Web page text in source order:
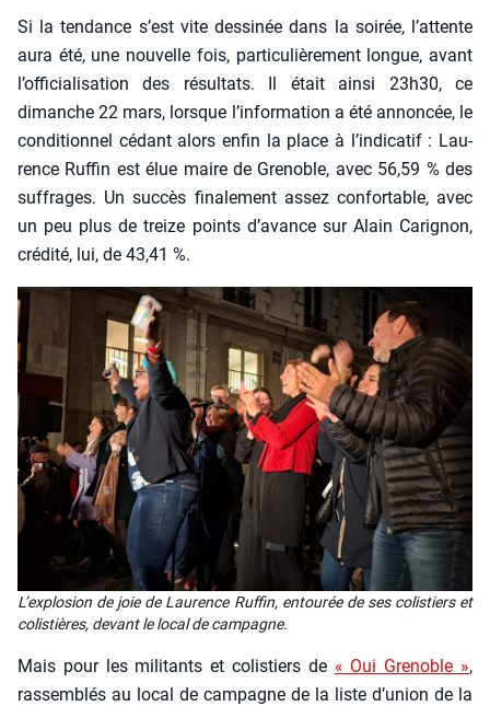
Si la ten­dance s’est vite des­si­née dans la soi­rée, l’at­tente
aura été, une nou­velle fois, par­ti­cu­liè­re­ment longue, avant
l’of­fi­cia­li­sa­tion des résul­tats. Il était ain­si 23h30, ce
dimanche 22 mars, lorsque l’in­for­ma­tion a été annon­cée, le
condi­tion­nel cédant alors enfin la place à l’in­di­ca­tif : Lau­
rence Ruf­fin est élue maire de Gre­noble, avec 56,59 % des
suf­frages. Un suc­cès fina­le­ment assez confor­table, avec
un peu plus de treize points d’a­vance sur Alain Cari­gnon,
cré­di­té, lui, de 43,41 %.
L’ex­plo­sion de joie de Lau­rence Ruf­fin, entou­rée de ses colis­tiers et
colis­tières, devant le local de cam­pagne.
Mais pour les mili­tants et colis­tiers de « Oui Gre­noble »,
ras­sem­blés au local de cam­pagne de la liste d’u­nion de la